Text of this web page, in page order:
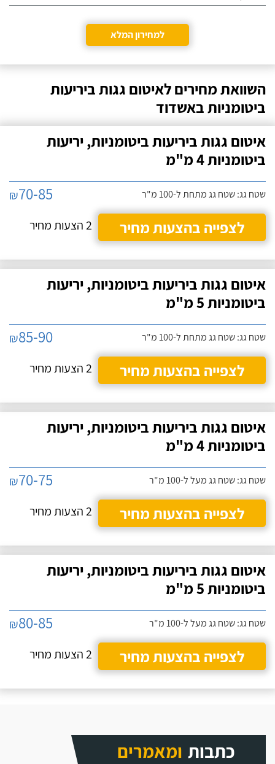
גולד איטומים
לפרטי העסק
תחום האיטום הוא
בין התחומים שאיני בקיאה
בו כלל, לאחר שהחלטתי
לסמוך עליו. איני זוכרת
הוא שאיני מתחרטת על זה
לרגע.
למחירון המלא
השוואת מחירים לאיטום גגות ביריעות
ביטומניות באשדוד
איטום גגות ביריעות ביטומניות, יריעות
ביטומניות 4 מ"מ
שטח גג: שטח גג מתחת ל-100 מ"ר ₪70-85
לצפייה בהצעות מחיר
2 הצעות מחיר
איטום גגות ביריעות ביטומניות, יריעות
ביטומניות 5 מ"מ
שטח גג: שטח גג מתחת ל-100 מ"ר ₪85-90
לצפייה בהצעות מחיר
2 הצעות מחיר
איטום גגות ביריעות ביטומניות, יריעות
ביטומניות 4 מ"מ
שטח גג: שטח גג מעל ל-100 מ"ר ₪70-75
לצפייה בהצעות מחיר
2 הצעות מחיר
איטום גגות ביריעות ביטומניות, יריעות
ביטומניות 5 מ"מ
שטח גג: שטח גג מעל ל-100 מ"ר ₪80-85
לצפייה בהצעות מחיר
2 הצעות מחיר
כתבות ומאמרים